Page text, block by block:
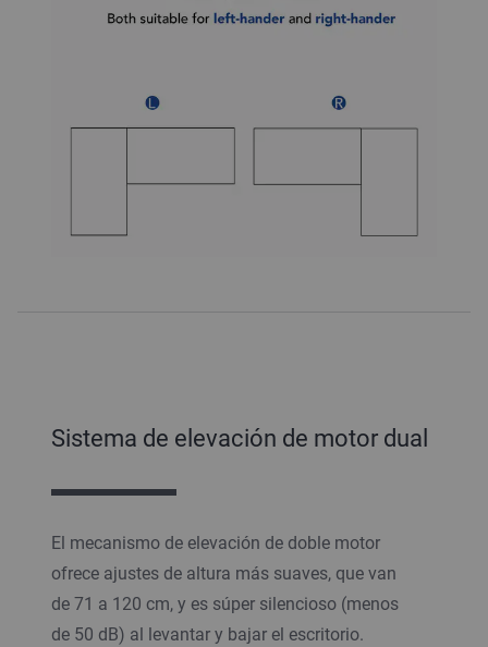
Sistema de elevación de motor dual
El mecanismo de elevación de doble motor
ofrece ajustes de altura más suaves, que van
de 71 a 120 cm, y es súper silencioso (menos
de 50 dB) al levantar y bajar el escritorio.